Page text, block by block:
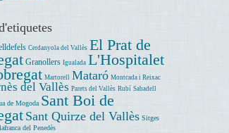
Cerdanyola del Vallès El Prat de
Granollers Igualada L'Hospitalet
Martorell Mataró Montcada i Reixac
del Vallès Parets del Vallès Rubí Sabadell
de Mogoda Sant Boi de
Sant Quirze del Vallès Sitges
del Penedès